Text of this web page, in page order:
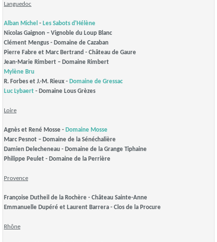
Languedoc
Alban Michel - Les Sabots d'Hélène
Nicolas Gaignon – Vignoble du Loup Blanc
Clément Mengus - Domaine de Cazaban
Pierre Fabre et Marc Bertrand - Château de Gaure
Jean-Marie Rimbert – Domaine Rimbert
Mylène Bru
R. Forbes et J.-M. Rieux - Domaine de Gressac
Luc Lybaert - Domaine Lous Grèzes
Loire
Agnès et René Mosse - Domaine Mosse
Marc Pesnot – Domaine de la Sénéchalière
Damien Delecheneau - Domaine de la Grange Tiphaine
Philippe Peulet - Domaine de la Perrière
Provence
Françoise Dutheil de la Rochère - Château Sainte-Anne
Emmanuelle Dupéré et Laurent Barrera - Clos de la Procure
Rhône